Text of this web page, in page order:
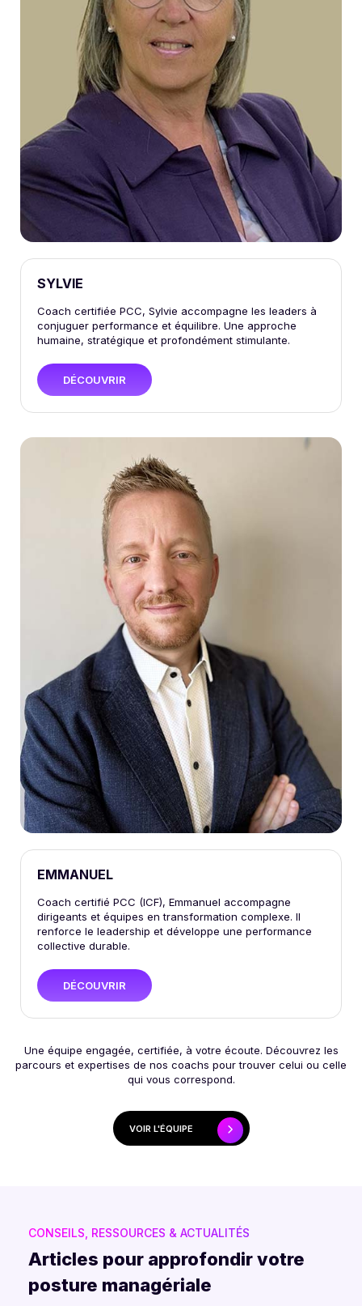
SYLVIE
Coach certifiée PCC, Sylvie accompagne les leaders à
conjuguer performance et équilibre. Une approche
humaine, stratégique et profondément stimulante.
DÉCOUVRIR
EMMANUEL
Coach certifié PCC (ICF), Emmanuel accompagne
dirigeants et équipes en transformation complexe. Il
renforce le leadership et développe une performance
collective durable.
DÉCOUVRIR
Une équipe engagée, certifiée, à votre écoute. Découvrez les
parcours et expertises de nos coachs pour trouver celui ou celle
qui vous correspond.
VOIR L'ÉQUIPE
CONSEILS, RESSOURCES & ACTUALITÉS
Articles pour approfondir votre
posture managériale